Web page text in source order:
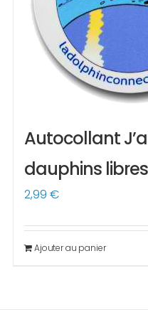
Autocollant
dauphins libres
2,99€
Ajouter au panier